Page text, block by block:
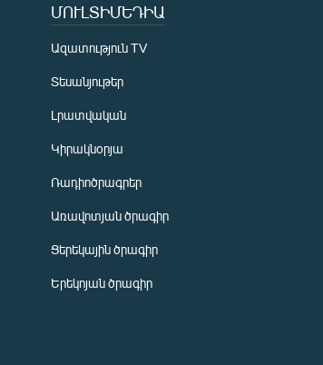
ՄՈՒԼՏԻՄԵԴԻԱ
Ազատություն TV
Տեսանյութեր
Լրատվական
Կիրակնօրյա
Ռադիոծրագրեր
Առավոտյան ծրագիր
Ցերեկային ծրագիր
Երեկոյան ծրագիր